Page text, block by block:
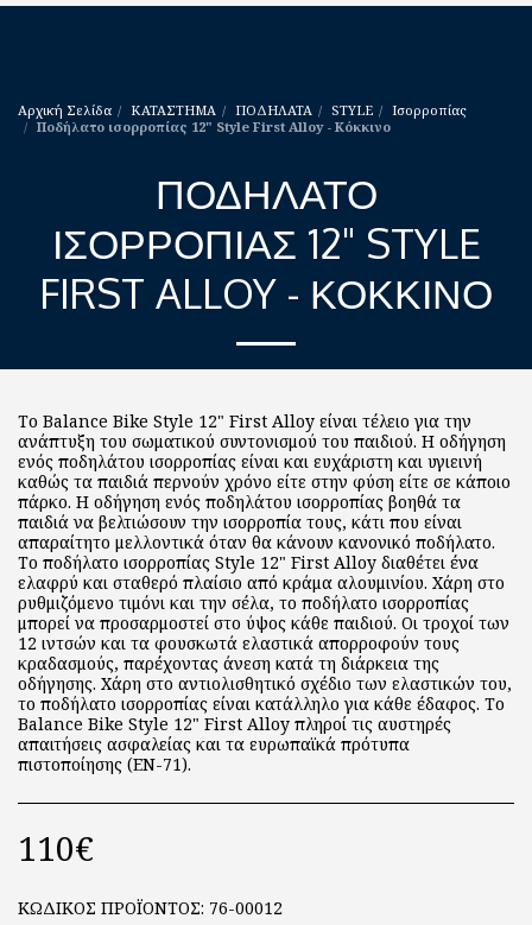
Αρχική Σελίδα ΚΑΤΑΣΤΗΜΑ ΠΟΔΗΛΑΤΑ STYLE
Ισορροπίας
Ποδήλατο ισορροπίας 12" Style First Alloy - Κόκκινο
ΠΟΔΉΛΑΤΟ
ΙΣΟΡΡΟΠΊΑΣ 12" STYLE
FIRST ALLOY - ΚΌΚΚΙΝΟ
Το Balance Bike Style 12" First Alloy είναι τέλειο για την
ανάπτυξη του σωματικού συντονισμού του παιδιού. Η οδήγηση
ενός ποδηλάτου ισορροπίας είναι και ευχάριστη και υγιεινή
καθώς τα παιδιά περνούν χρόνο είτε στην φύση είτε σε κάποιο
πάρκο. Η οδήγηση ενός ποδηλάτου ισορροπίας βοηθά τα
παιδιά να βελτιώσουν την ισορροπία τους, κάτι που είναι
απαραίτητο μελλοντικά όταν θα κάνουν κανονικό ποδήλατο.
Το ποδήλατο ισορροπίας Style 12" First Alloy διαθέτει ένα
ελαφρύ και σταθερό πλαίσιο από κράμα αλουμινίου. Χάρη στο
ρυθμιζόμενο τιμόνι και την σέλα, το ποδήλατο ισορροπίας
μπορεί να προσαρμοστεί στο ύψος κάθε παιδιού. Οι τροχοί των
12 ιντσών και τα φουσκωτά ελαστικά απορροφούν τους
κραδασμούς, παρέχοντας άνεση κατά τη διάρκεια της
οδήγησης. Χάρη στο αντιολισθητικό σχέδιο των ελαστικών του,
το ποδήλατο ισορροπίας είναι κατάλληλο για κάθε έδαφος. Το
Balance Bike Style 12" First Alloy πληροί τις αυστηρές
απαιτήσεις ασφαλείας και τα ευρωπαϊκά πρότυπα
πιστοποίησης (EN-71).
110€
ΚΩΔΙΚΟΣ ΠΡΟΪΟΝΤΟΣ: 76-00012